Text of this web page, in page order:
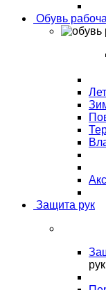
Обувь
Защита рук
рук